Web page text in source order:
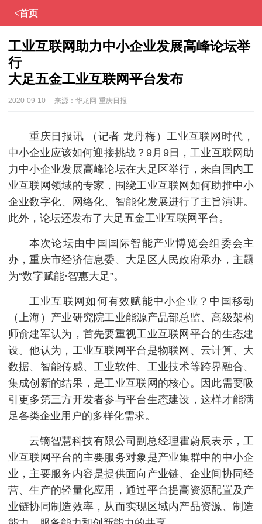
<首页
工业互联网助力中小企业发展高峰论坛举
行
大足五金工业互联网平台发布
来源： 华龙网-重庆日报
2020-09-10
重庆日报讯 （记者 龙丹梅）工业互联网时代，
中小企业应该如何迎接挑战？9月9日，工业互联网助
力中小企业发展高峰论坛在大足区举行，来自国内工
业互联网领域的专家，围绕工业互联网如何助推中小
企业数字化、网络化、智能化发展进行了主旨演讲。
此外，论坛还发布了大足五金工业互联网平台。
本次论坛由中国国际智能产业博览会组委会主
办，重庆市经济信息委、大足区人民政府承办，主题
为“数字赋能·智惠大足”。
工业互联网如何有效赋能中小企业？中国移动
（上海）产业研究院工业能源产品部总监、高级架构
师俞建军认为，首先要重视工业互联网平台的生态建
设。他认为，工业互联网平台是物联网、云计算、大
数据、智能传感、工业软件、工业技术等跨界融合、
集成创新的结果，是工业互联网的核心。因此需要吸
引更多第三方开发者参与平台生态建设，这样才能满
足各类企业用户的多样化需求。
云镝智慧科技有限公司副总经理霍蔚辰表示，工
业互联网平台的主要服务对象是产业集群中的中小企
业，主要服务内容是提供面向产业链、企业间协同经
营、生产的轻量化应用，通过平台提高资源配置及产
业链协同制造效率，从而实现区域内产品资源、制造